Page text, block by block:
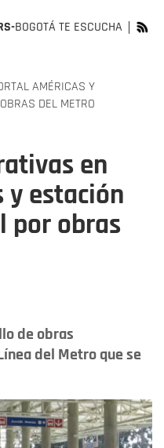
BOGOTÁ TE ESCUCHA
AMÉRICAS Y
DEL METRO
en
y estación
por obras
de obras
del Metro que se